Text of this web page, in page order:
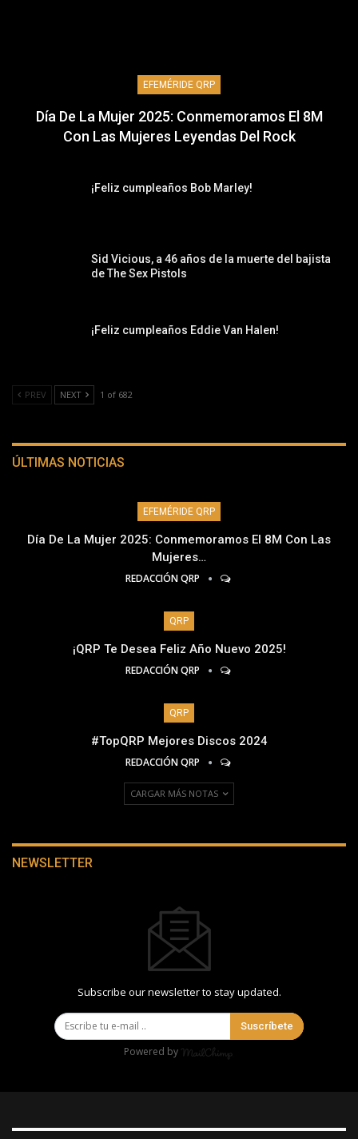
EFEMÉRIDE QRP
Día De La Mujer 2025: Conmemoramos El 8M
Con Las Mujeres Leyendas Del Rock
¡Feliz cumpleaños Bob Marley!
Sid Vicious, a 46 años de la muerte del bajista
de The Sex Pistols
¡Feliz cumpleaños Eddie Van Halen!
PREV NEXT 1 of 682
ÚLTIMAS NOTICIAS
EFEMÉRIDE QRP
Día De La Mujer 2025: Conmemoramos El 8M Con Las
Mujeres…
REDACCIÓN QRP
QRP
¡QRP Te Desea Feliz Año Nuevo 2025!
REDACCIÓN QRP
QRP
#TopQRP Mejores Discos 2024
REDACCIÓN QRP
CARGAR MÁS NOTAS
NEWSLETTER
Subscribe our newsletter to stay updated.
Suscríbete
Powered by